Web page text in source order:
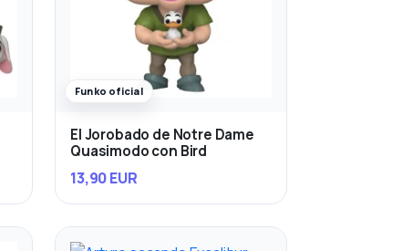
Funko oficial
El Jorobado de Notre Dame
Quasimodo con Bird
13,90 EUR